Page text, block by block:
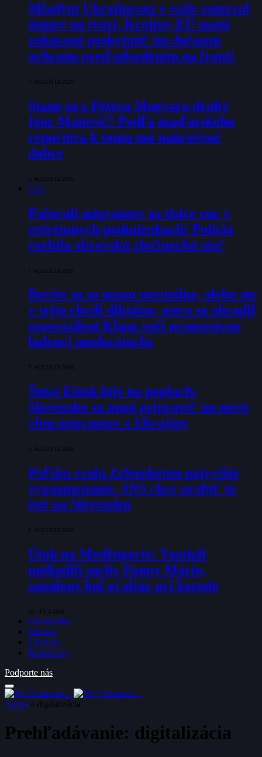
Mladým Ukrajincom v exile zamrzol
úsmev na tvári. Krajiny EÚ majú
zakázané poskytnúť im dočasnú
ochranu pred odvedením na front!
7. AUGUSTA 2026
Stane sa z Pétera Magyara druhý
Igor Matovič? Podľa maďarského
reportéra k tomu má nakročené
dobre
6. AUGUSTA 2026
Svet
Pašovali migrantov za tisíce eur v
extrémnych podmienkach! Polícia
rozbila obrovskú zločineckú sieť
7. AUGUSTA 2026
Bavíte sa so mnou normálne, alebo ste
v tejto chvíli diktátor, ostro sa ohradil
exprezident Klasu voči progresívne
ladenej moderátorke
7. AUGUSTA 2026
Šutaj Eštok bije na poplach:
Slovensko sa musí pripraviť na novú
vlnu migrantov z Ukrajiny
6. AUGUSTA 2026
Poľsko vzalo Zelenskému najvyššie
vyznamenanie. SNS chce urobiť to
isté na Slovensku
1. AUGUSTA 2026
Útok na Medžugorie: Vandali
poškodili sochy Panny Márie,
zapálený bol aj oltár pri kostole
28. JÚLA 2026
Ekonomika
Zdravie
Lifestyle
Rozhovory
Podporte nás
Home » digitalizácia
Prehľadávanie: digitalizácia